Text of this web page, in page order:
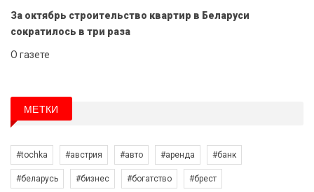
За октябрь строительство квартир в Беларуси
сократилось в три раза
О газете
МЕТКИ
#tochka #австрия #авто #аренда #банк
#беларусь #бизнес #богатство #брест